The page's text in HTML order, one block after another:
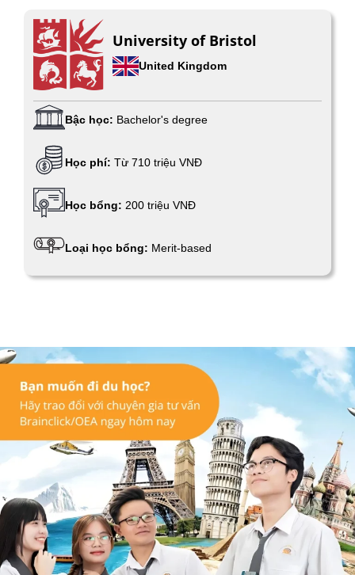
University of Bristol
United Kingdom
Bậc học: Bachelor's degree
Học phí: Từ 710 triệu VNĐ
Học bổng: 200 triệu VNĐ
Loại học bổng: Merit-based